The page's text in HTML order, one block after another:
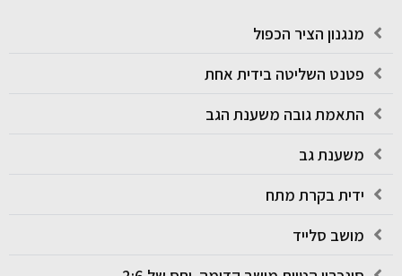
מנגנון הציר הכפול
פטנט השליטה בידית אחת
התאמת גובה משענת הגב
משענת גב
ידית בקרת מתח
מושב סלייד